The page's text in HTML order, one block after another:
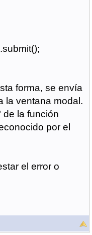
forma, se envía
la ventana modal.
de la función
por el
el error o